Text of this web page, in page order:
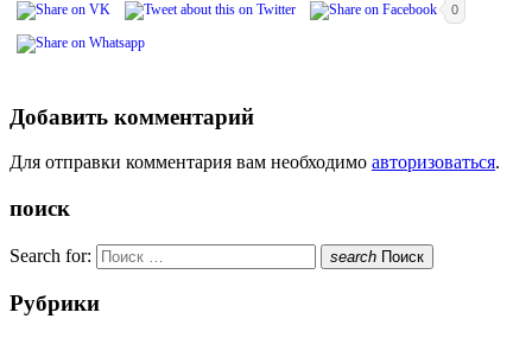
0
Добавить комментарий
Для отправки комментария вам необходимо авторизоваться.
поиск
Search for: search Поиск
Рубрики